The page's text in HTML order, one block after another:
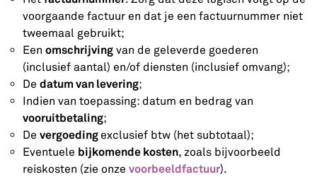
voorgaande factuur en dat je een factuurnummer niet
tweemaal gebruikt;
Eenomschrijving van de geleverde goederen
(inclusief aantal) en/of diensten (inclusief omvang);
Dedatum van levering;
Indien van toepassing: datum en bedrag van
vooruitbetaling;
Devergoeding exclusief btw (het subtotaal);
Eventuele bijkomende kosten, zoals bijvoorbeeld
reiskosten (zie onzevoorbeeldfactuur).